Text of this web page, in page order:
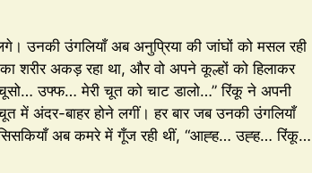
उंगलियाँ अब अनुप्रिया की जांघों को मसल रही
शरीर अकड़ रहा था, और वो अपने कूल्हों को हिलाकर
उफ्फ… मेरी चूत को चाट डालो…” रिंकू ने अपनी
में अंदर-बाहर होने लगीं। हर बार जब उनकी उंगलियाँ
अब कमरे में गूँज रही थीं, “आह्ह… उह्ह… रिंकू…